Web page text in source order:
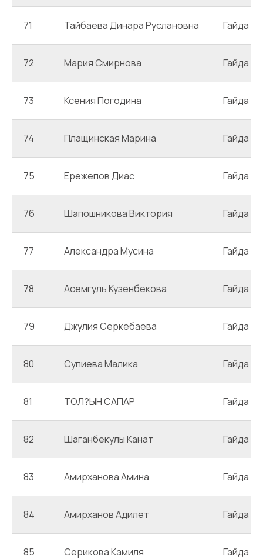
71 Тайбаева Динара Руслановна Гайда 3
72 Мария Смирнова Гайда 3
73 Ксения Погодина Гайда 3
74 Плащинская Марина Гайда 3
75 Ережепов Диас Гайда 3
76 Шапошникова Виктория Гайда 3
77 Александра Мусина Гайда 3
78 Асемгуль Кузенбекова Гайда 3
79 Джулия Серкебаева Гайда 3
80 Супиева Малика Гайда 3
81 ТОЛ?ЫН САПАР Гайда 3
82 Шаганбекулы Канат Гайда 3
83 Амирханова Амина Гайда 3
84 Амирханов Адилет Гайда 3
85 Серикова Камиля Гайда 3